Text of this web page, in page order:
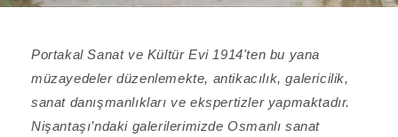
Portakal Sanat ve Kültür Evi 1914'ten bu yana
müzayedeler düzenlemekte, antikacılık, galericilik,
sanat danışmanlıkları ve ekspertizler yapmaktadır.
Nişantaşı’ndaki galerilerimizde Osmanlı sanat